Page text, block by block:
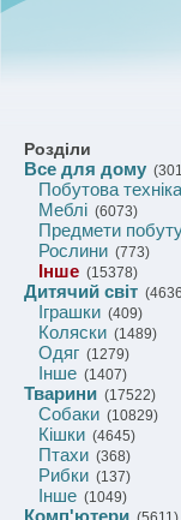
Розділи
Все для дому
Побутова техніка
Меблі (6073)
Предмети
Рослини (773)
Інше (15378)
Дитячий світ
Іграшки (409)
Коляски (1489)
Одяг (1279)
Інше (1407)
Тварини (17522)
Собаки (10829)
Кішки (4645)
Птахи (368)
Рибки (137)
Інше (1049)
Комп'ютери